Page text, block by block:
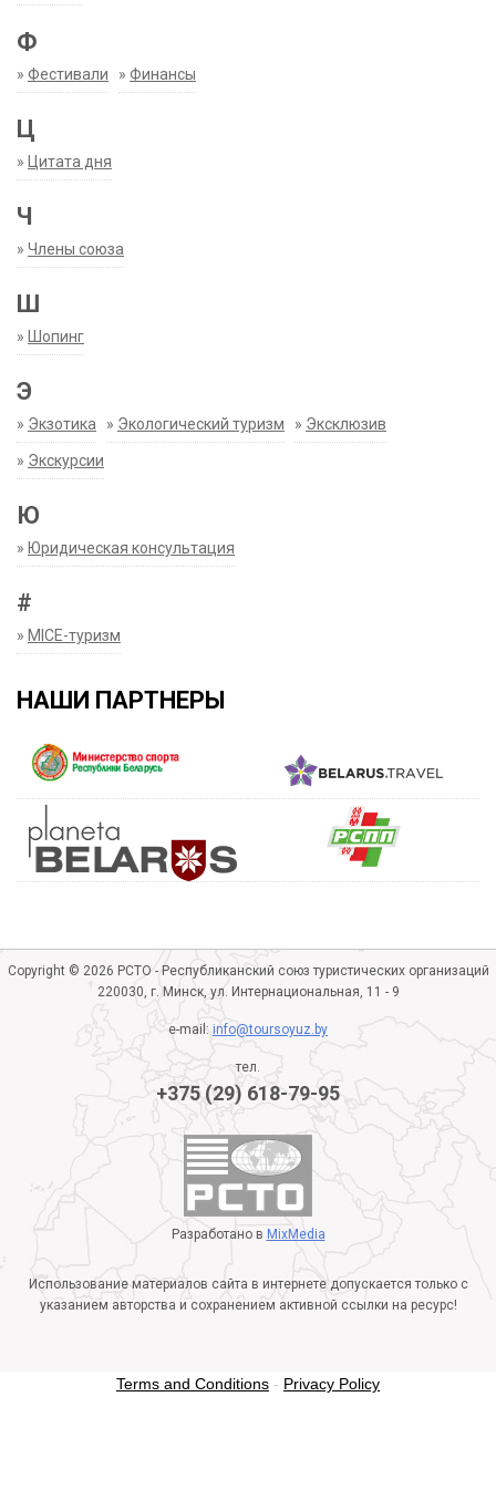
Ф
» Фестивали » Финансы
Ц
» Цитата дня
Ч
» Члены союза
Ш
» Шопинг
Э
» Экзотика » Экологический туризм » Эксклюзив
» Экскурсии
Ю
» Юридическая консультация
#
» MICE-туризм
НАШИ ПАРТНЕРЫ
Copyright © 2026 РСТО - Республиканский союз туристических организаций
220030, г. Минск, ул. Интернациональная, 11 - 9
e-mail:info@toursoyuz.by
тел.
+375 (29) 618-79-95
Разработано в MixMedia
Использование материалов сайта в интернете допускается только с
указанием авторства и сохранением активной ссылки на ресурс!
Terms and Conditions - Privacy Policy